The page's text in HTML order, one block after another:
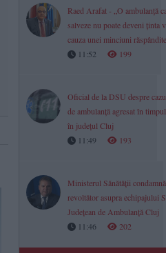
Raed Arafat - „O ambulanță
salveze nu poate deveni ținta
cauza unei minciuni
11:52
199
Oficial de la DSU despre
de ambulanță agresat în
în județul Cluj
11:49
193
Ministerul Sănătății
revoltător asupra echipajului
Județean de Ambulanță Cluj
11:46
202